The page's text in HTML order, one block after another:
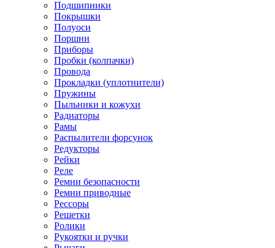
Подшипники
Покрышки
Полуоси
Поршни
Приборы
Пробки (колпачки)
Провода
Прокладки (уплотнители)
Пружины
Пыльники и кожухи
Радиаторы
Рамы
Распылители форсунок
Редукторы
Рейки
Реле
Ремни безопасности
Ремни приводные
Рессоры
Решетки
Ролики
Рукоятки и ручки